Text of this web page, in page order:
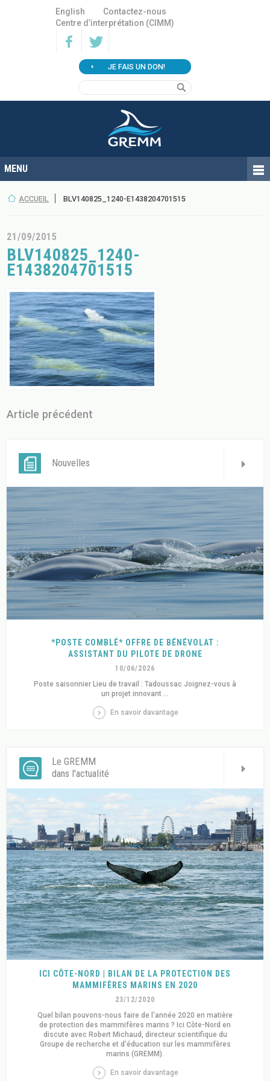
English
Contactez-nous
Centre d’interprétation (CIMM)
JE FAIS UN DON!
ACCUEIL BLV140825_1240-E1438204701515
21/09/2015
BLV140825_1240-
E1438204701515
Article précédent
Nouvelles
*POSTE COMBLÉ* OFFRE DE BÉNÉVOLAT :
ASSISTANT DU PILOTE DE DRONE
10/06/2026
Poste saisonnier Lieu de travail : Tadoussac Joignez-vous à
un projet innovant ...
En savoir davantage
Le GREMM
dans l'actualité
ICI CÔTE-NORD | BILAN DE LA PROTECTION DES
MAMMIFÈRES MARINS EN 2020
23/12/2020
Quel bilan pouvons-nous faire de l'année 2020 en matière
de protection des mammifères marins ? Ici Côte-Nord en
discute avec Robert Michaud, directeur scientifique du
Groupe de recherche et d'éducation sur les mammifères
marins (GREMM).
En savoir davantage